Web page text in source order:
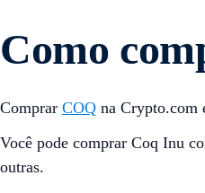
Como
Comprar COQ na Crypto.com
Você pode comprar Coq Inu
outras.